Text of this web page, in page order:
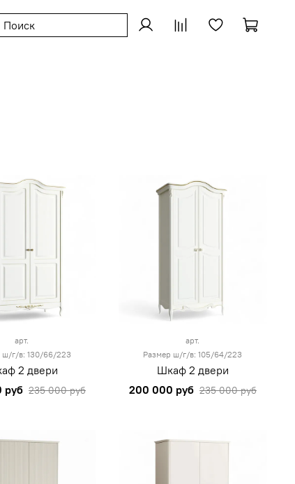
арт.
ш/г/в: 130/66/223
2 двери
руб 235 000 руб
арт.
Размер ш/г/в: 105/64/223
Шкаф 2 двери
200 000 руб 235 000 руб